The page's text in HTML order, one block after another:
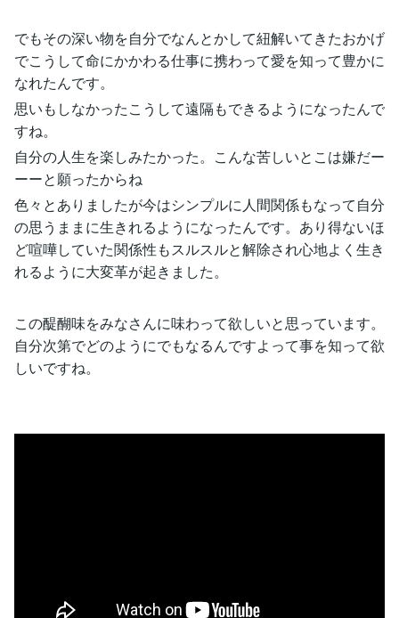
でもその深い物を自分でなんとかして紐解いてきたおかげ
でこうして命にかかわる仕事に携わって愛を知って豊かに
なれたんです。
思いもしなかったこうして遠隔もできるようになったんで
すね。
自分の人生を楽しみたかった。こんな苦しいとこは嫌だー
ーーと願ったからね
色々とありましたが今はシンプルに人間関係もなって自分
の思うままに生きれるようになったんです。あり得ないほ
ど喧嘩していた関係性もスルスルと解除され心地よく生き
れるように大変革が起きました。
この醍醐味をみなさんに味わって欲しいと思っています。
自分次第でどのようにでもなるんですよって事を知って欲
しいですね。